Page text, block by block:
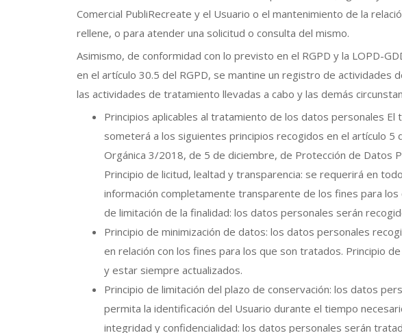
Comercial PubliRecreate y el Usuario o el mantenimiento de la
rellene, o para atender una solicitud o consulta del mismo.
Asimismo, de conformidad con lo previsto en el RGPD y la LOPD-
en el artículo 30.5 del RGPD, se mantine un registro de actividades
las actividades de tratamiento llevadas a cabo y las demás
Principios aplicables al tratamiento de los datos personales
someterá a los siguientes principios recogidos en el artículo 5
Orgánica 3/2018, de 5 de diciembre, de Protección de Datos
Principio de licitud, lealtad y transparencia: se requerirá en
información completamente transparente de los fines para
de limitación de la finalidad: los datos personales serán
Principio de minimización de datos: los datos personales
en relación con los fines para los que son tratados. Principio
y estar siempre actualizados.
Principio de limitación del plazo de conservación: los datos
permita la identificación del Usuario durante el tiempo
integridad y confidencialidad: los datos personales serán